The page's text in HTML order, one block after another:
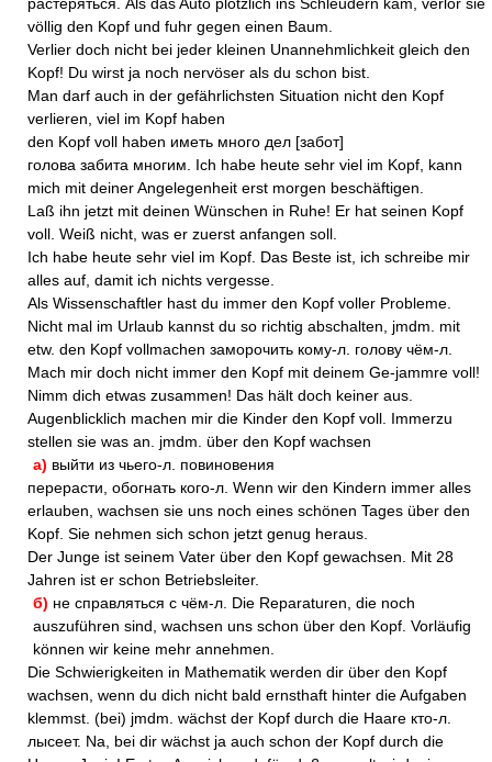
völlig den Kopf und fuhr gegen einen Baum.
Verlier doch nicht bei jeder kleinen Unannehmlichkeit gleich den
Kopf! Du wirst ja noch nervöser als du schon bist.
Man darf auch in der gefährlichsten Situation nicht den Kopf
verlieren, viel im Kopf haben
den Kopf voll haben иметь много дел [забот]
голова забита многим. Ich habe heute sehr viel im Kopf, kann
mich mit deiner Angelegenheit erst morgen beschäftigen.
Laß ihn jetzt mit deinen Wünschen in Ruhe! Er hat seinen Kopf
voll. Weiß nicht, was er zuerst anfangen soll.
Ich habe heute sehr viel im Kopf. Das Beste ist, ich schreibe mir
alles auf, damit ich nichts vergesse.
Als Wissenschaftler hast du immer den Kopf voller Probleme.
Nicht mal im Urlaub kannst du so richtig abschalten, jmdm. mit
etw. den Kopf vollmachen заморочить кому-л. голову чём-л.
Mach mir doch nicht immer den Kopf mit deinem Ge-jammre voll!
Nimm dich etwas zusammen! Das hält doch keiner aus.
Augenblicklich machen mir die Kinder den Kopf voll. Immerzu
stellen sie was an. jmdm. über den Kopf wachsen
а) выйти из чьего-л. повиновения
перерасти, обогнать кого-л. Wenn wir den Kindern immer alles
erlauben, wachsen sie uns noch eines schönen Tages über den
Kopf. Sie nehmen sich schon jetzt genug heraus.
Der Junge ist seinem Vater über den Kopf gewachsen. Mit 28
Jahren ist er schon Betriebsleiter.
б) не справляться с чём-л. Die Reparaturen, die noch
auszuführen sind, wachsen uns schon über den Kopf. Vorläufig
können wir keine mehr annehmen.
Die Schwierigkeiten in Mathematik werden dir über den Kopf
wachsen, wenn du dich nicht bald ernsthaft hinter die Aufgaben
klemmst. (bei) jmdm. wächst der Kopf durch die Haare кто-л.
лысеет. Na, bei dir wächst ja auch schon der Kopf durch die